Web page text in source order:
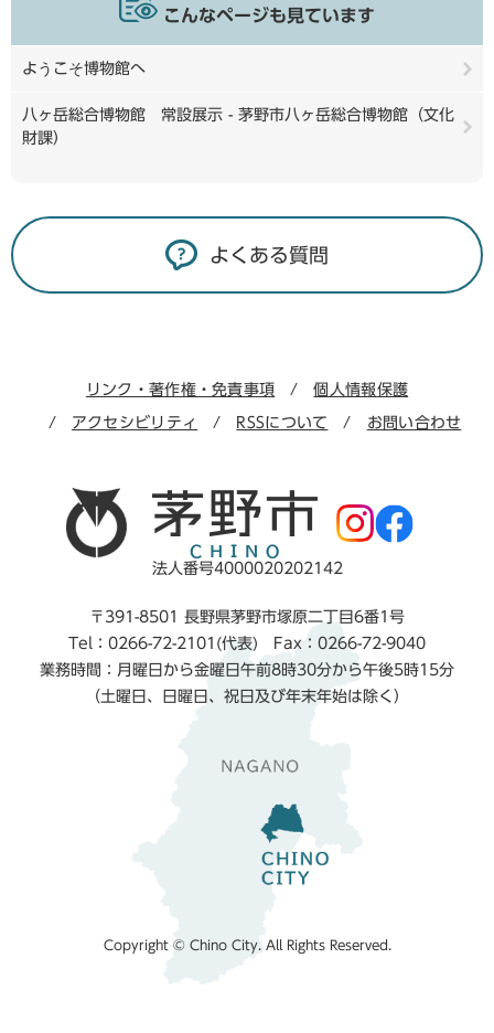
こんなページも見ています
ようこそ博物館へ
八ヶ岳総合博物館 常設展示 - 茅野市八ヶ岳総合博物館（文化
財課）
よくある質問
リンク・著作権・免責事項 個人情報保護
アクセシビリティ RSSについて お問い合わせ
法人番号4000020202142
〒391-8501 長野県茅野市塚原二丁目6番1号
Tel：0266-72-2101(代表) Fax：0266-72-9040
業務時間：月曜日から金曜日午前8時30分から午後5時15分
（土曜日、日曜日、祝日及び年末年始は除く）
Copyright © Chino City. All Rights Reserved.